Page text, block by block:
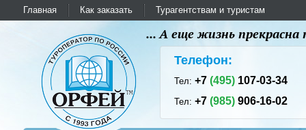
Главная Как заказать Турагентствам и туристам
... А еще жизнь
Телефон:
Тел:+7(495) 107-03-34
Тел:+7(985) 906-16-02